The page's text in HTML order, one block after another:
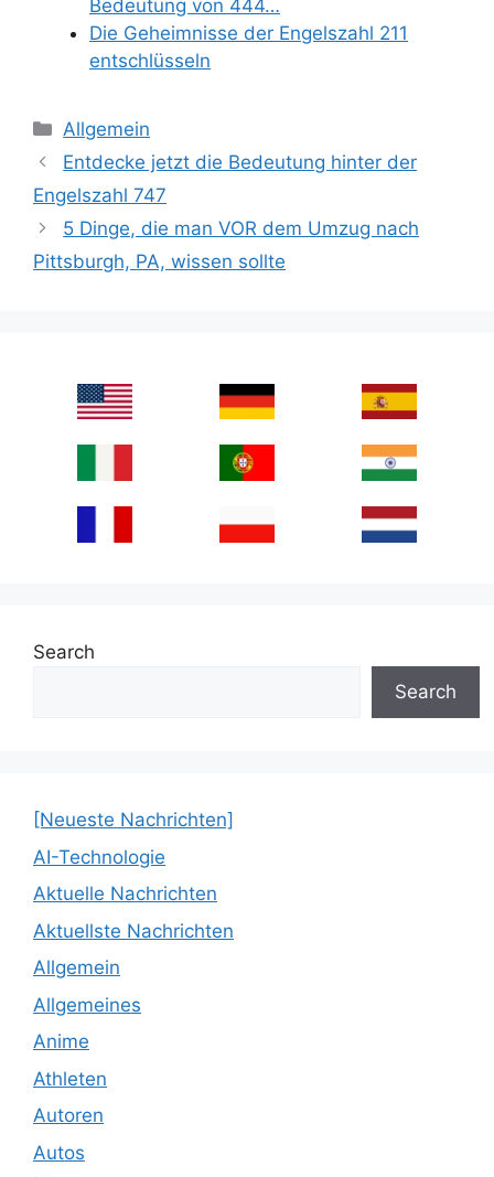
Bedeutung von 444…
Die Geheimnisse der Engelszahl 211
entschlüsseln
Categories
Allgemein
Entdecke jetzt die Bedeutung hinter der
Engelszahl 747
5 Dinge, die man VOR dem Umzug nach
Pittsburgh, PA, wissen sollte
Search
Search
[Neueste Nachrichten]
AI-Technologie
Aktuelle Nachrichten
Aktuellste Nachrichten
Allgemein
Allgemeines
Anime
Athleten
Autoren
Autos